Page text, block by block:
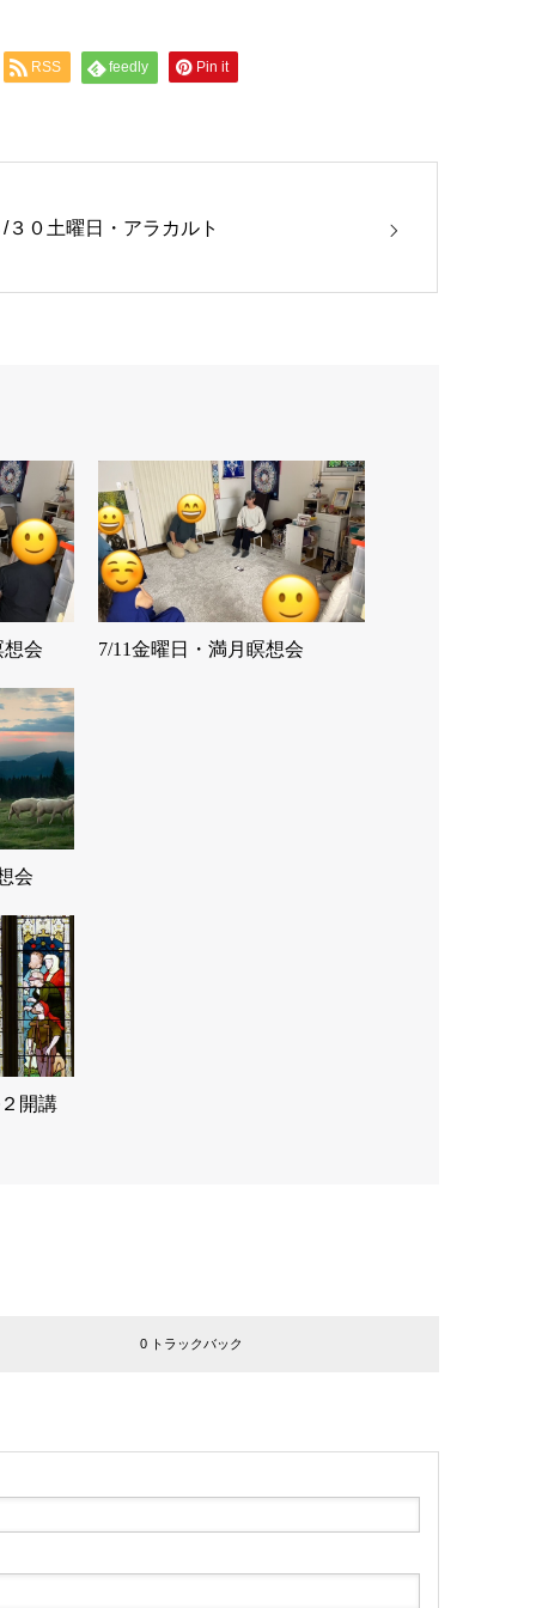
RSS feedly Pin it
/３０土曜日・アラカルト
想会 7/11金曜日・満月瞑想会
会
開講
0 トラックバック